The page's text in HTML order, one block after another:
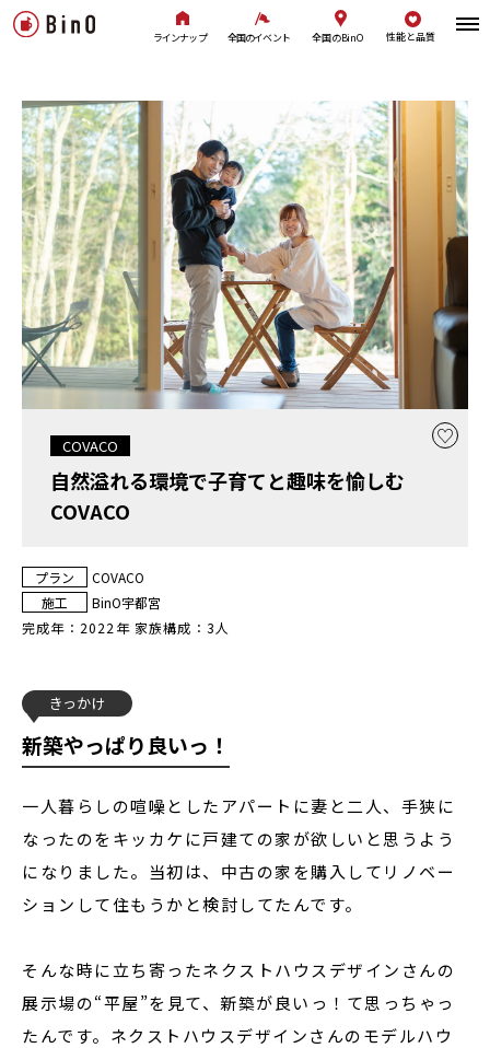
ラインナップ 全国のイベント 全国のBinO 性能と品質
COVACO
自然溢れる環境で子育てと趣味を愉しむ
COVACO
プラン
COVACO
施工
BinO宇都宮
完成年： 2022年 家族構成： 3人
きっかけ
新築やっぱり良いっ！
一人暮らしの喧噪としたアパートに妻と二人、手狭に
なったのをキッカケに戸建ての家が欲しいと思うよう
になりました。当初は、中古の家を購入してリノベー
ションして住もうかと検討してたんです。
そんな時に立ち寄ったネクストハウスデザインさんの
展示場の“平屋”を見て、新築が良いっ！て思っちゃっ
たんです。ネクストハウスデザインさんのモデルハウ